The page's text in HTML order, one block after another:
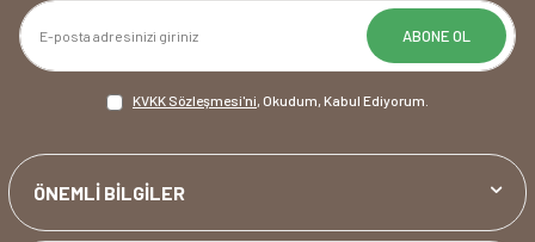
ABONE OL
KVKK Sözleşmesi'ni , Okudum, Kabul Ediyorum.
ÖNEMLİ BİLGİLER